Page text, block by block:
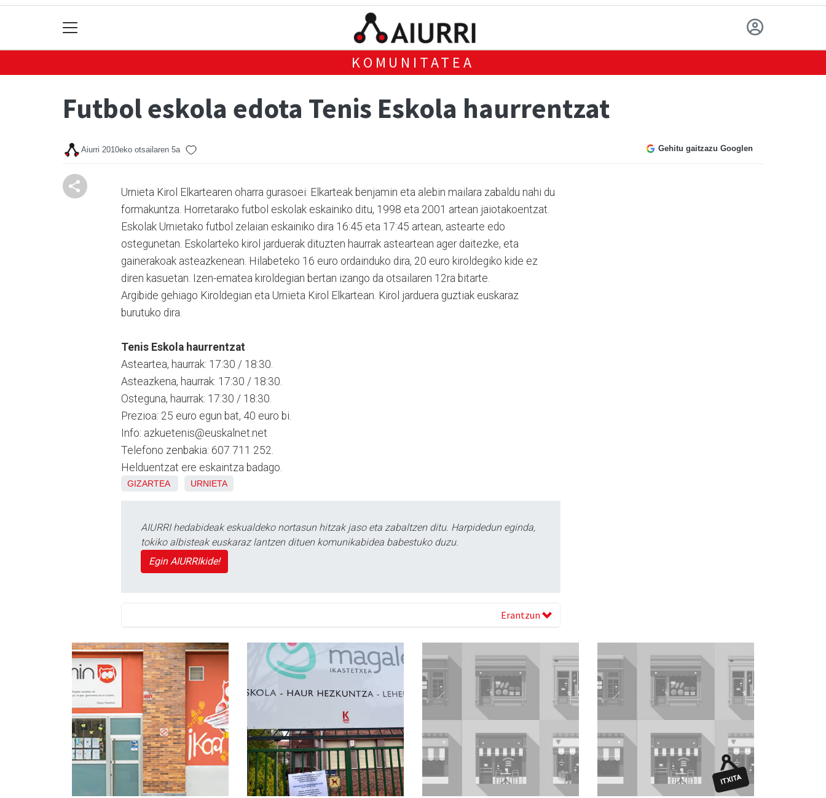
KOMUNITATEA
Futbol eskola edota Tenis Eskola haurrentzat
Aiurri 2010eko otsailaren 5a Gehitu gaitzazu Googlen
Urnieta Kirol Elkartearen oharra gurasoei: Elkarteak benjamin eta alebin mailara zabaldu nahi du
formakuntza. Horretarako futbol eskolak eskainiko ditu, 1998 eta 2001 artean jaiotakoentzat.
Eskolak Urnietako futbol zelaian eskainiko dira 16:45 eta 17:45 artean, astearte edo
ostegunetan. Eskolarteko kirol jarduerak dituzten haurrak asteartean ager daitezke, eta
gainerakoak asteazkenean. Hilabeteko 16 euro ordainduko dira, 20 euro kiroldegiko kide ez
diren kasuetan. Izen-ematea kiroldegian bertan izango da otsailaren 12ra bitarte.
Argibide gehiago Kiroldegian eta Urnieta Kirol Elkartean. Kirol jarduera guztiak euskaraz
burutuko dira.
Tenis Eskola haurrentzat
Asteartea, haurrak: 17:30 / 18:30.
Asteazkena, haurrak: 17:30 / 18:30.
Osteguna, haurrak: 17:30 / 18:30.
Prezioa: 25 euro egun bat, 40 euro bi.
Info: azkuetenis@euskalnet.net
Telefono zenbakia: 607 711 252.
Helduentzat ere eskaintza badago.
GIZARTEA URNIETA
AIURRI hedabideak eskualdeko nortasun hitzak jaso eta zabaltzen ditu. Harpidedun eginda,
tokiko albisteak euskaraz lantzen dituen komunikabidea babestuko duzu.
Egin AIURRIkide!
Erantzun